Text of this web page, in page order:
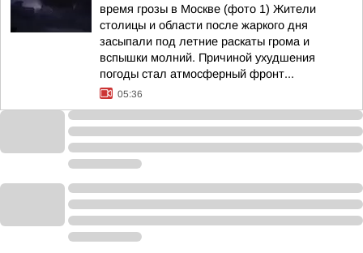
время грозы в Москве (фото 1) Жители
столицы и области после жаркого дня
засыпали под летние раскаты грома и
вспышки молний. Причиной ухудшения
погоды стал атмосферный фронт...
05:36